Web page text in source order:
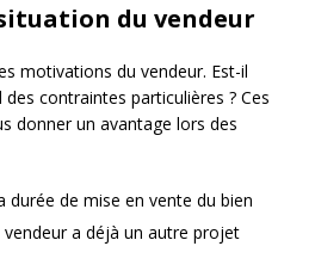
du vendeur
motivations du vendeur. Est-il
contraintes particulières ? Ces
donner un avantage lors des
durée de mise en vente du bien
vendeur a déjà un autre projet